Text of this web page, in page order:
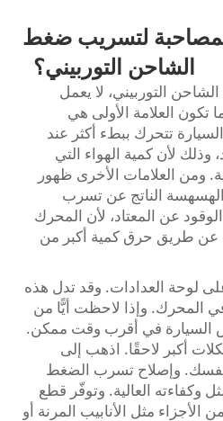
لتسريب ضغط
الشاحن التوربيني؟
التوربيني، لا يعمل
تكون العلامة الأولى هي
تتحرك ببطء أكثر عند
لأن كمية الهواء التي
ومن العلامات الأخرى ظهور
الناتج عن تسرب
عن المعتاد، لأن المحرك
عن طريق حرق كمية أكبر من
لوحة العدادات. وقد تدل هذه
المحرك. وإذا لاحظت أيًّا من
السيارة في أقرب وقت ممكن.
أكبر لاحقًا. اذهب إلى
وإصلاح تسرب الضغط
وكفاءته العالية. وتوفّر قطع
من الأجزاء مثل الأنابيب المرنة أو